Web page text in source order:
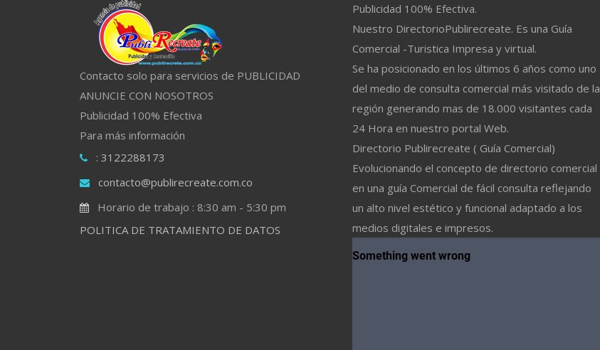
Contacto solo para servicios de PUBLICIDAD
ANUNCIE CON NOSOTROS
Publicidad 100% Efectiva
Para más información
: 3122288173
contacto@publirecreate.com.co
Horario de trabajo : 8:30 am - 5:30 pm
POLITICA DE TRATAMIENTO DE DATOS
Publicidad 100% Efectiva.
Nuestro DirectorioPublirecreate. Es una Guía
Comercial -Turistica Impresa y virtual.
Se ha posicionado en los últimos 6 años como uno
del medio de consulta comercial más visitado de la
región generando mas de 18.000 visitantes cada
24 Hora en nuestro portal Web.
Directorio Publirecreate ( Guía Comercial)
Evolucionando el concepto de directorio comercial
en una guía Comercial de fácil consulta reflejando
un alto nivel estético y funcional adaptado a los
medios digitales e impresos.